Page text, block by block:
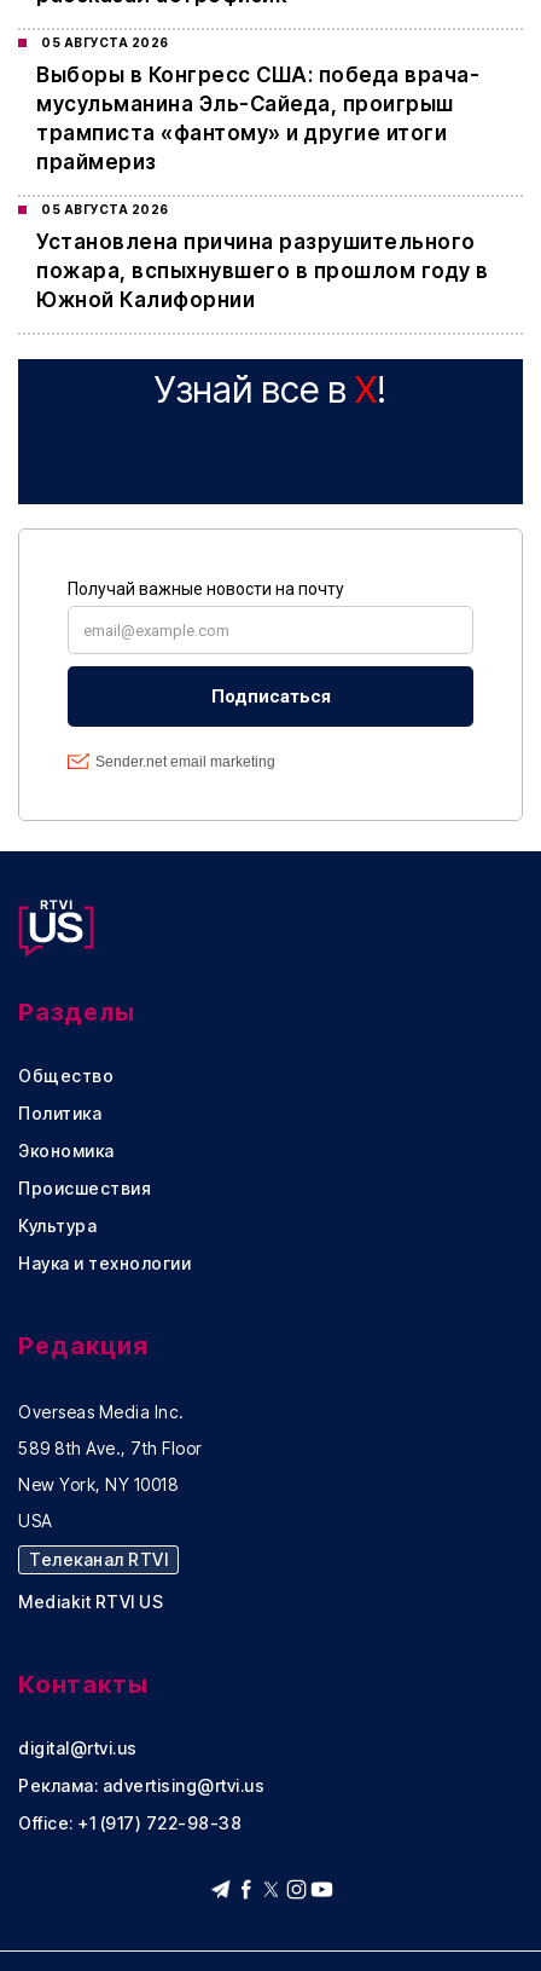
05 АВГУСТА 2026
Выборы в Конгресс США: победа врача-
мусульманина Эль-Сайеда, проигрыш
трамписта «фантому» и другие итоги
праймериз
05 АВГУСТА 2026
Установлена причина разрушительного
пожара, вспыхнувшего в прошлом году в
Южной Калифорнии
Узнай все в X!
Разделы
Общество
Политика
Экономика
Происшествия
Культура
Наука и технологии
Редакция
Overseas Media Inc.
589 8th Ave., 7th Floor
New York, NY 10018
USA
Телеканал RTVI
Mediakit RTVI US
Контакты
digital@rtvi.us
Реклама: advertising@rtvi.us
Office: +1 (917) 722-98-38